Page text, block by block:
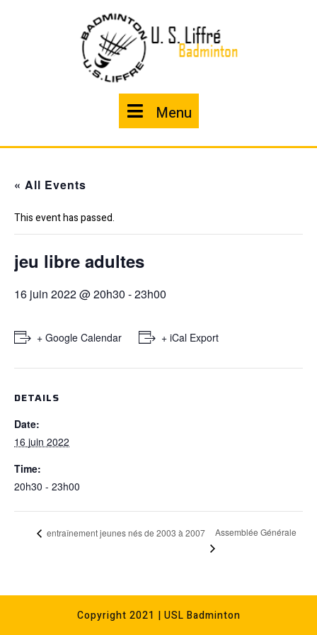
Menu
« All Events
This event has passed.
jeu libre adultes
16 juin 2022 @ 20h30 -23h00
+ Google Calendar + iCal Export
DETAILS
Date:
16 juin 2022
Time:
20h30 - 23h00
entraînement jeunes nés de 2003 à 2007 Assemblée Générale
Copyright 2021 | USL Badminton